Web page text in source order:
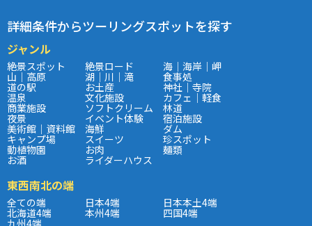
詳細条件からツーリングスポットを探す
ジャンル
絶景スポット 絶景ロード 海｜海岸｜岬
山｜高原 湖｜川｜滝 食事処
道の駅 お土産 神社｜寺院
温泉 文化施設 カフェ｜軽食
商業施設 ソフトクリーム 林道
夜景 イベント体験 宿泊施設
美術館｜資料館 海鮮 ダム
キャンプ場 スイーツ 珍スポット
動植物園 お肉 麺類
お酒 ライダーハウス
東西南北の端
全ての端 日本4端 日本本土4端
北海道4端 本州4端 四国4端
九州4端